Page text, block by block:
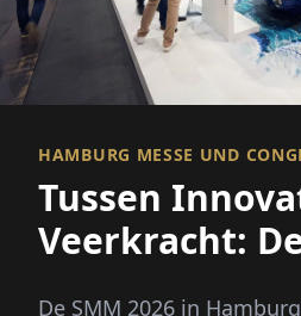
HAMBURG MESSE UND
Tussen
Veerkracht:
De SMM 2026 in